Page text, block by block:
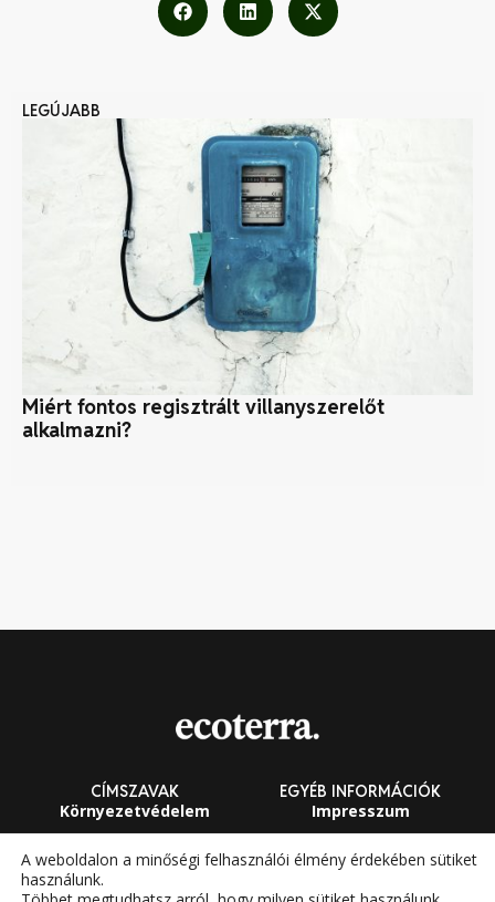
LEGÚJABB
Miért fontos regisztrált villanyszerelőt
alkalmazni?
CÍMSZAVAK
Környezetvédelem
Fenntarthatóság
Megújuló energia
EGYÉB INFORMÁCIÓK
Impresszum
Általános Szerződési
Feltételek
A weboldalon a minőségi felhasználói élmény érdekében sütiket
használunk.